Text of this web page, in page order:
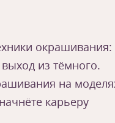
окрашивания:
из тёмного.
на
карьеру